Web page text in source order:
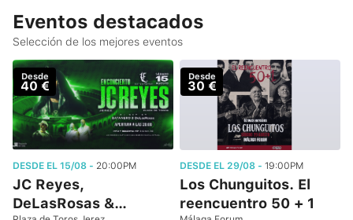
Eventos destacados
Selección de los mejores eventos
Desde
40 €
DESDE EL 15/08 - 20:00PM
JC Reyes,
DeLasRosas &…
Desde
30 €
DESDE EL 29/08 -19:00PM
Los Chunguitos. El
reencuentro 50 + 1